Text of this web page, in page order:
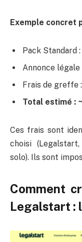
Exemple concret
Pack Standard
Annonce légale
Frais de greffe
Total estimé :
Ces frais sont
choisi
solo). Ils sont
Comment
Legalstart :